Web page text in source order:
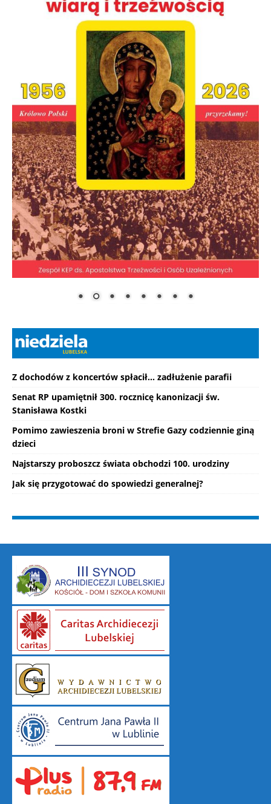
Z dochodów z koncertów spłacił... zadłużenie parafii
Senat RP upamiętnił 300. rocznicę kanonizacji św.
Stanisława Kostki
Pomimo zawieszenia broni w Strefie Gazy codziennie giną
dzieci
Najstarszy proboszcz świata obchodzi 100. urodziny
Jak się przygotować do spowiedzi generalnej?